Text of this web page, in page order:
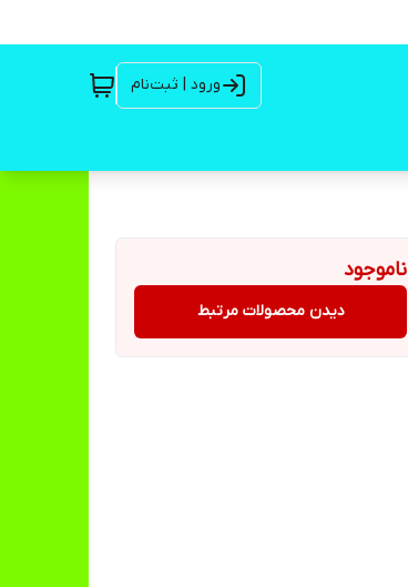
ورود | ثبت‌نام
ناموجود
دیدن محصولات مرتبط